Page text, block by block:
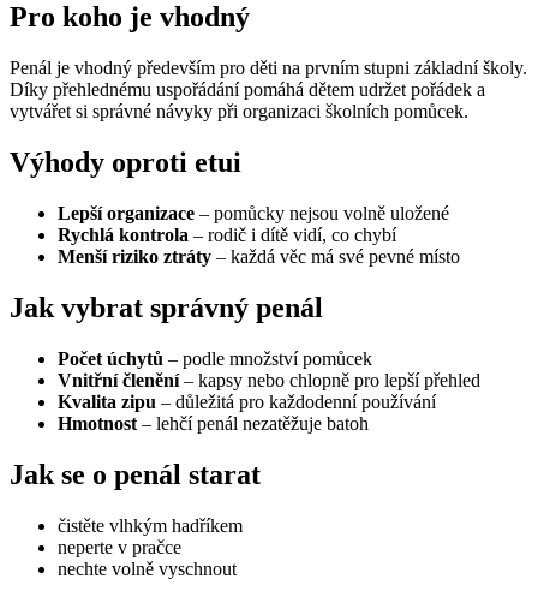
Pro koho je vhodný
Penál je vhodný především pro děti na prvním stupni základní školy.
Díky přehlednému uspořádání pomáhá dětem udržet pořádek a
vytvářet si správné návyky při organizaci školních pomůcek.
Výhody oproti etui
Lepší organizace – pomůcky nejsou volně uložené
Rychlá kontrola – rodič i dítě vidí, co chybí
Menší riziko ztráty – každá věc má své pevné místo
Jak vybrat správný penál
Počet úchytů – podle množství pomůcek
Vnitřní členění– kapsy nebo chlopně pro lepší přehled
Kvalita zipu – důležitá pro každodenní používání
Hmotnost – lehčí penál nezatěžuje batoh
Jak se o penál starat
čistěte vlhkým hadříkem
neperte v pračce
nechte volně vyschnout